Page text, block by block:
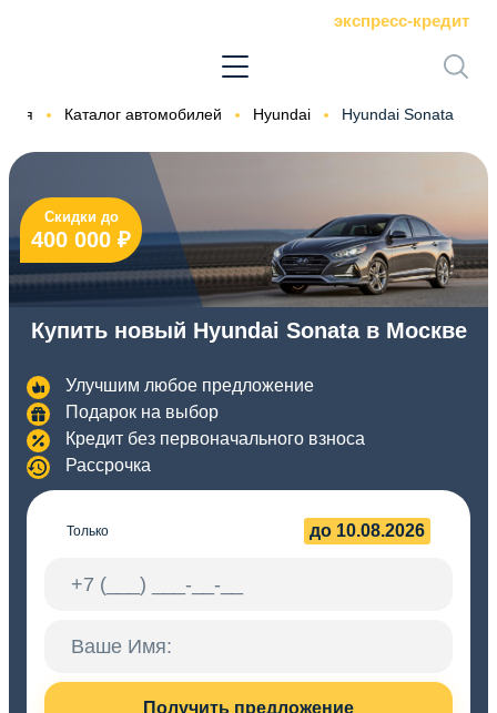
экспресс-кредит
Каталог автомобилей Hyundai Hyundai Sonata
Купить новый Hyundai Sonata в Москве
Улучшим любое предложение
Подарок на выбор
Кредит без первоначального взноса
Рассрочка
Скидки до
400 000 ₽
Только до 10.08.2026
Получить предложение